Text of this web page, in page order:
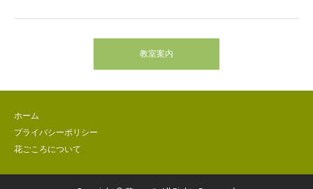
教室案内
ホーム
プライバシーポリシー
花ごころについて